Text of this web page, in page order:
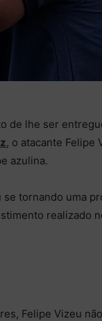
de lhe ser
, o atacante Felipe
azulina.
tornando uma
realizado
Felipe Vizeu